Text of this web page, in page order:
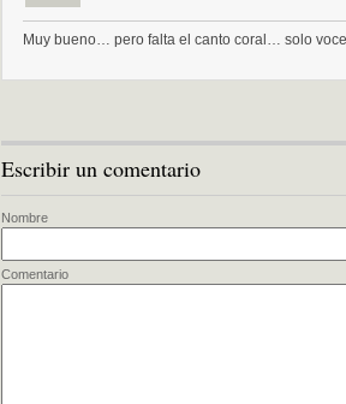
Muy bueno… pero falta el canto coral… solo
Escribir un comentario
Nombre
Comentario